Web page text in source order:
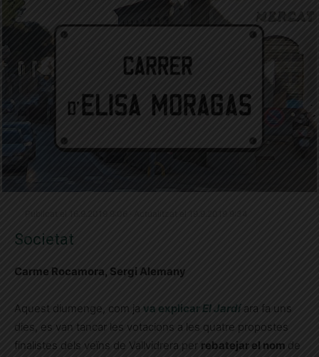
Societat
Carme Rocamora, Sergi Alemany
Aquest diumenge, com ja va explicarEl Jardíara fa uns
dies, es van tancar les votacions a les quatre propostes
finalistes dels veïns de Vallvidrera per rebatejar el nom de